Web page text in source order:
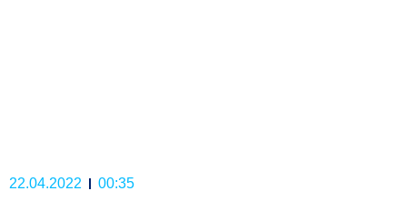
22.04.2022 00:35